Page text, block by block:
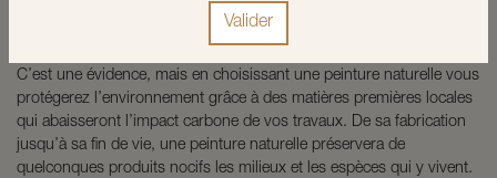
C’est une évidence, mais en choisissant une peinture naturelle vous
protégerez l’environnement grâce à des matières premières locales
qui abaisseront l’impact carbone de vos travaux. De sa fabrication
jusqu’à sa fin de vie, une peinture naturelle préservera de
quelconques produits nocifs les milieux et les espèces qui y vivent.
Valider